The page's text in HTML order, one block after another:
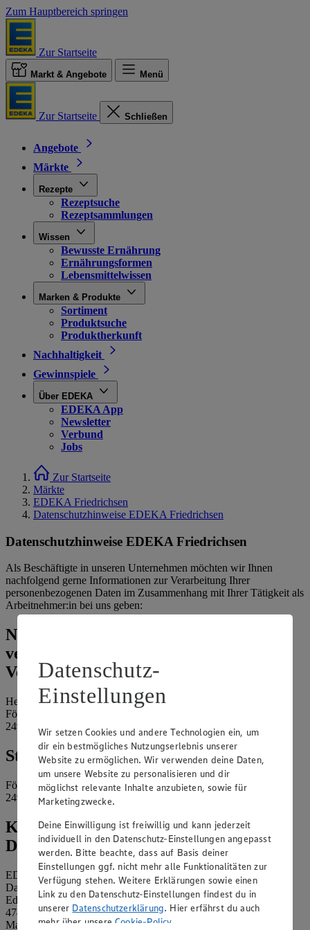
Zum Hauptbereich springen
Zur Startseite
Markt & Angebote Menü
Zur Startseite Schließen
Angebote
Märkte
Rezepte
Rezeptsuche
Rezeptsammlungen
Wissen
Bewusste Ernährung
Ernährungsformen
Lebensmittelwissen
Marken & Produkte
Sortiment
Produktsuche
Produktherkunft
Nachhaltigkeit
Gewinnspiele
Über EDEKA
EDEKA App
Newsletter
Verbund
Jobs
Zur Startseite
Märkte
EDEKA Friedrichsen
Datenschutzhinweise EDEKA Friedrichsen
Datenschutzhinweise EDEKA Friedrichsen
Als Beschäftigte in unseren Unternehmen möchten wir Ihnen
nachfolgend gerne Informationen zur Verarbeitung Ihrer
personenbezogenen Daten im Zusammenhang mit Ihrer Tätigkeit als
Arbeitnehmer:in bei uns geben:
Name und Kontaktdaten der
verantwortlichen Stelle und ggf. deren
Vertretung:
Heiko Friedrichsen e.K.
Fördestraße 70
24944 Flensburg
Standort des Marktes:
Fördestraße 70
24944 Flensburg
Kontaktdaten des betrieblichen
Datenschutzbeauftragten:
EDEKA Nordwest Stiftung & Co. KG
Datenschutzbeauftragter
Edekaplatz 1
47445 Moers
Mail:
nw_datenschutz@edeka.de
Datenschutz-
Einstellungen
Wir setzen Cookies und andere Technologien ein, um
dir ein bestmögliches Nutzungserlebnis unserer
Website zu ermöglichen. Wir verwenden deine Daten,
um unsere Website zu personalisieren und dir
möglichst relevante Inhalte anzubieten, sowie für
Marketingzwecke.
Deine Einwilligung ist freiwillig und kann jederzeit
individuell in den Datenschutz-Einstellungen angepasst
werden. Bitte beachte, dass auf Basis deiner
Einstellungen ggf. nicht mehr alle Funktionalitäten zur
Verfügung stehen. Weitere Erklärungen sowie einen
Link zu den Datenschutz-Einstellungen findest du in
unserer Datenschutzerklärung. Hier erfährst du auch
mehr über unsereCookie-Policy.